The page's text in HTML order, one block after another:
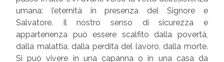
umana: l’eternità in presenza del Signore e
Salvatore. Il nostro senso di sicurezza e
appartenenza può essere scalfito dalla povertà,
dalla malattia, dalla perdita del lavoro, dalla morte.
Si può vivere in una capanna o in una casa da